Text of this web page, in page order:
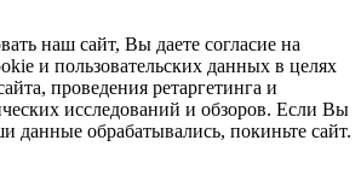
наш сайт, Вы даете согласие на
и пользовательских данных в целях
проведения ретаргетинга и
исследований и обзоров. Если Вы
данные обрабатывались, покиньте сайт.